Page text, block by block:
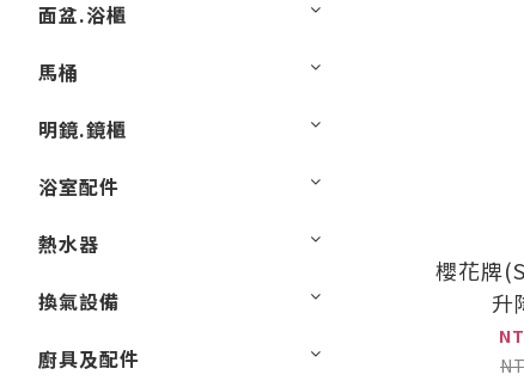
面盆.浴櫃
馬桶
明鏡.鏡櫃
浴室配件
熱水器
換氣設備
廚具及配件
櫻花牌
升
(